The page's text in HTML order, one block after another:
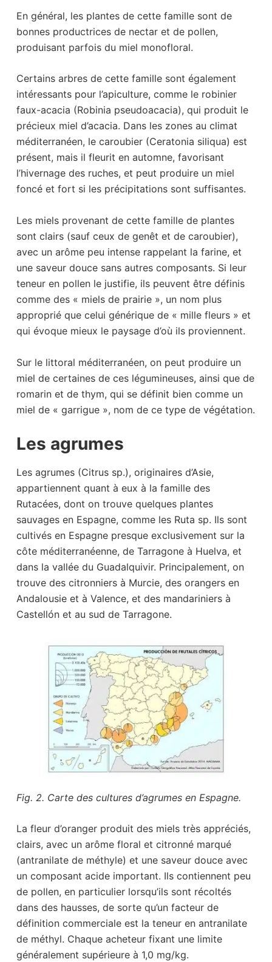
En général, les plantes de cette famille sont de
bonnes productrices de nectar et de pollen,
produisant parfois du miel monofloral.
Certains arbres de cette famille sont également
intéressants pour l’apiculture, comme le robinier
faux-acacia (Robinia pseudoacacia), qui produit le
précieux miel d’acacia. Dans les zones au climat
méditerranéen, le caroubier (Ceratonia siliqua) est
présent, mais il fleurit en automne, favorisant
l’hivernage des ruches, et peut produire un miel
foncé et fort si les précipitations sont suffisantes.
Les miels provenant de cette famille de plantes
sont clairs (sauf ceux de genêt et de caroubier),
avec un arôme peu intense rappelant la farine, et
une saveur douce sans autres composants. Si leur
teneur en pollen le justifie, ils peuvent être définis
comme des « miels de prairie », un nom plus
approprié que celui générique de « mille fleurs » et
qui évoque mieux le paysage d’où ils proviennent.
Sur le littoral méditerranéen, on peut produire un
miel de certaines de ces légumineuses, ainsi que de
romarin et de thym, qui se définit bien comme un
miel de « garrigue », nom de ce type de végétation.
Les agrumes
Les agrumes (Citrus sp.), originaires d’Asie,
appartiennent quant à eux à la famille des
Rutacées, dont on trouve quelques plantes
sauvages en Espagne, comme les Ruta sp. Ils sont
cultivés en Espagne presque exclusivement sur la
côte méditerranéenne, de Tarragone à Huelva, et
dans la vallée du Guadalquivir. Principalement, on
trouve des citronniers à Murcie, des orangers en
Andalousie et à Valence, et des mandariniers à
Castellón et au sud de Tarragone.
Fig. 2. Carte des cultures d’agrumes en Espagne.
La fleur d’oranger produit des miels très appréciés,
clairs, avec un arôme floral et citronné marqué
(antranilate de méthyle) et une saveur douce avec
un composant acide important. Ils contiennent peu
de pollen, en particulier lorsqu’ils sont récoltés
dans des hausses, de sorte qu’un facteur de
définition commerciale est la teneur en antranilate
de méthyl. Chaque acheteur fixant une limite
généralement supérieure à 1,0 mg/kg.